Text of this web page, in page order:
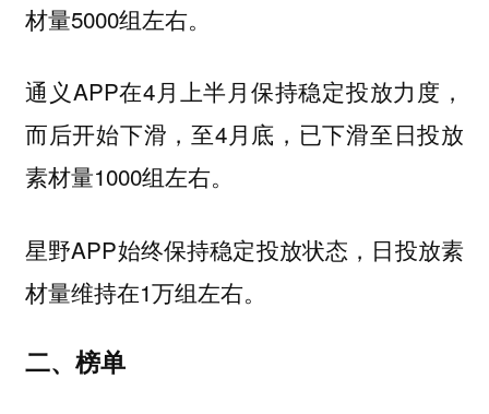
材量5000组左右。
通义APP在4月上半月保持稳定投放力度，
而后开始下滑，至4月底，已下滑至日投放
素材量1000组左右。
星野APP始终保持稳定投放状态，日投放素
材量维持在1万组左右。
二、榜单